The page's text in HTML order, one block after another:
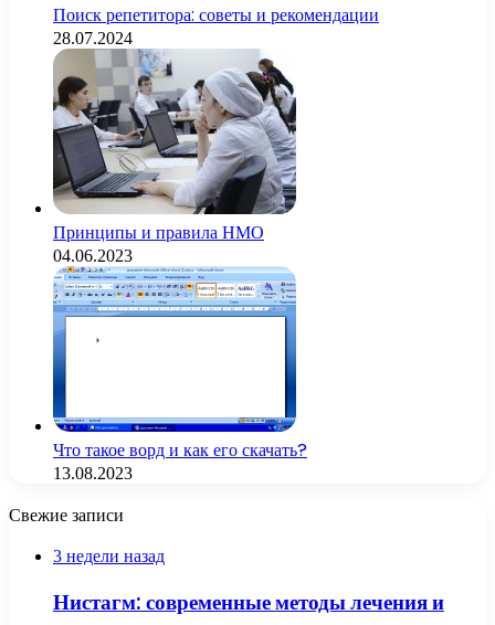
Поиск репетитора: советы и рекомендации
28.07.2024
Принципы и правила НМО
04.06.2023
Что такое ворд и как его скачать?
13.08.2023
Свежие записи
3 недели назад
Нистагм: современные методы лечения и